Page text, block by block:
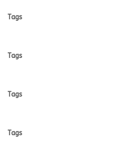
Tags
Tags
Tags
Tags